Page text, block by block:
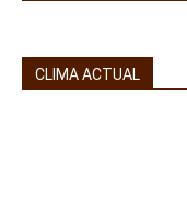
CLIMA ACTUAL